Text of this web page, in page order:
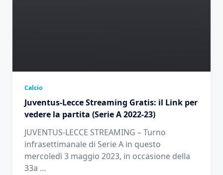
Calcio
Juventus-Lecce Streaming Gratis: il Link per
vedere la partita (Serie A 2022-23)
JUVENTUS-LECCE STREAMING – Turno
infrasettimanale di Serie A in questo
mercoledì 3 maggio 2023, in occasione della
33a ...